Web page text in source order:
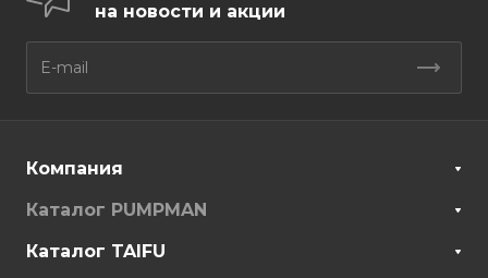
на новости и акции
Компания
Каталог PUMPMAN
Каталог TAIFU